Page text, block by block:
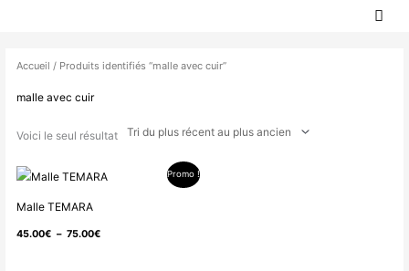
Accueil / Produits identifiés “malle avec cuir”
malle avec cuir
Voici le seul résultat
Promo !
Malle TEMARA
45.00€ – 75.00€
Plage
45.00€